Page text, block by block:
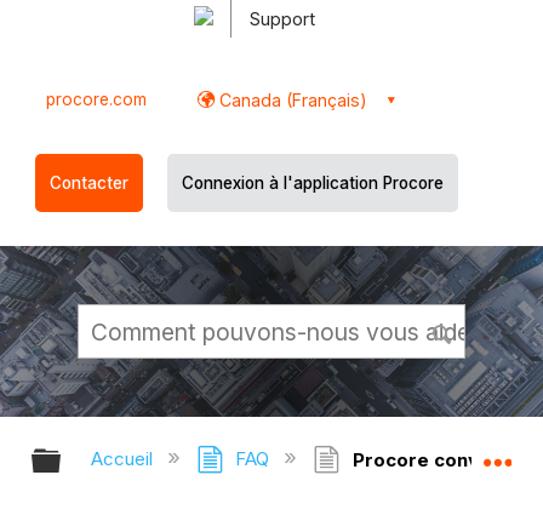
Support
procore.com Canada (Français)
Contacter Connexion à l'application Procore
Développer/réduire la hiérarchie
Accueil FAQ Procore convertira-